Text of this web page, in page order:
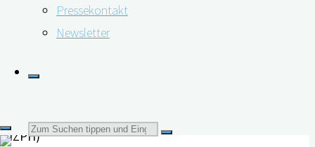
Pressekontakt
Newsletter
Suchen
weiterlesen
"Kognitive
Verschlechterung
aus"
Friedrich-Alexander-Universität Erlangen-Nürnberg
(IZPH)